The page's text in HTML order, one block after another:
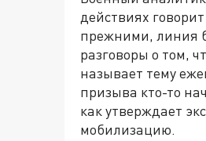
действиях
прежними, линия
разговоры о том,
называет тему
призыва кто-то
как утверждает
мобилизацию.